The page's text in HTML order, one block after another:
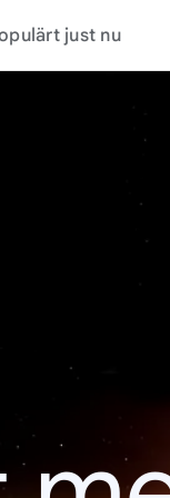
just nu